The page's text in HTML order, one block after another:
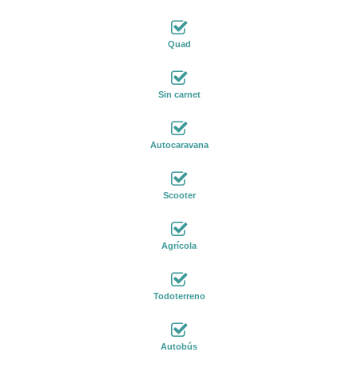
Quad
Sin carnet
Autocaravana
Scooter
Agrícola
Todoterreno
Autobús